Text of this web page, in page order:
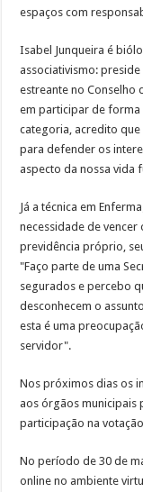
espaços com
Isabel Junqueira é
associativismo:
estreante no Conselho
em participar de forma
categoria, acredito
para defender os
aspecto da nossa vida
Já a técnica em
necessidade de
previdência próprio,
"Faço parte de uma
segurados e percebo
desconhecem o
esta é uma
servidor".
Nos próximos dias os
aos órgãos municipais
participação na
No período de 30 de
online no ambiente